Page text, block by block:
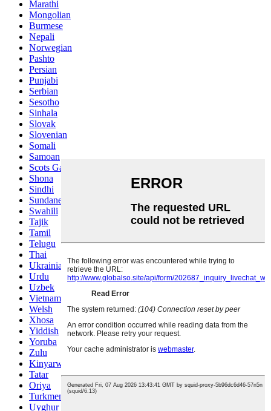
Marathi
Mongolian
Burmese
Nepali
Norwegian
Pashto
Persian
Punjabi
Serbian
Sesotho
Sinhala
Slovak
Slovenian
Somali
Samoan
Scots Gaelic
Shona
Sindhi
Sundanese
Swahili
Tajik
Tamil
Telugu
Thai
Ukrainian
Urdu
Uzbek
Vietnamese
Welsh
Xhosa
Yiddish
Yoruba
Zulu
Kinyarwanda
Tatar
Oriya
Turkmen
Uyghur